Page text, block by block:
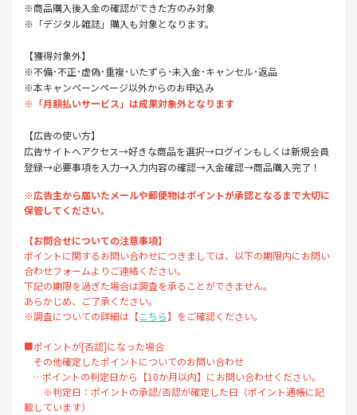
※商品購入後入金の確認ができた方のみ対象
※「デジタル雑誌」購入も対象となります。
【獲得対象外】
※不備･不正･虚偽･重複･いたずら･未入金･キャンセル･返品
※本キャンペーンページ以外からのお申込み
※「月額払いサービス」は成果対象外となります
【広告の使い方】
広告サイトへアクセス→好きな商品を選択→ログインもしくは新規会員
登録→必要事項を入力→入力内容の確認→入金確認→商品購入完了！
※広告主から届いたメールや郵便物はポイントが承認となるまで大切に
保管してください。
【お問合せについての注意事項】
ポイントに関するお問い合わせにつきましては、以下の期限内にお問い
合わせフォームよりご連絡ください。
下記の期限を過ぎた場合は調査を承ることができません。
あらかじめ、ご了承ください。
※調査についての詳細は【こちら】をご確認ください。
■ポイントが[否認]になった場合
その他確定したポイントについてのお問い合わせ
…ポイントの判定日から【10か月以内】にお問い合わせください。
※判定日：ポイントの承認/否認が確定した日（ポイント通帳に記
載しています）